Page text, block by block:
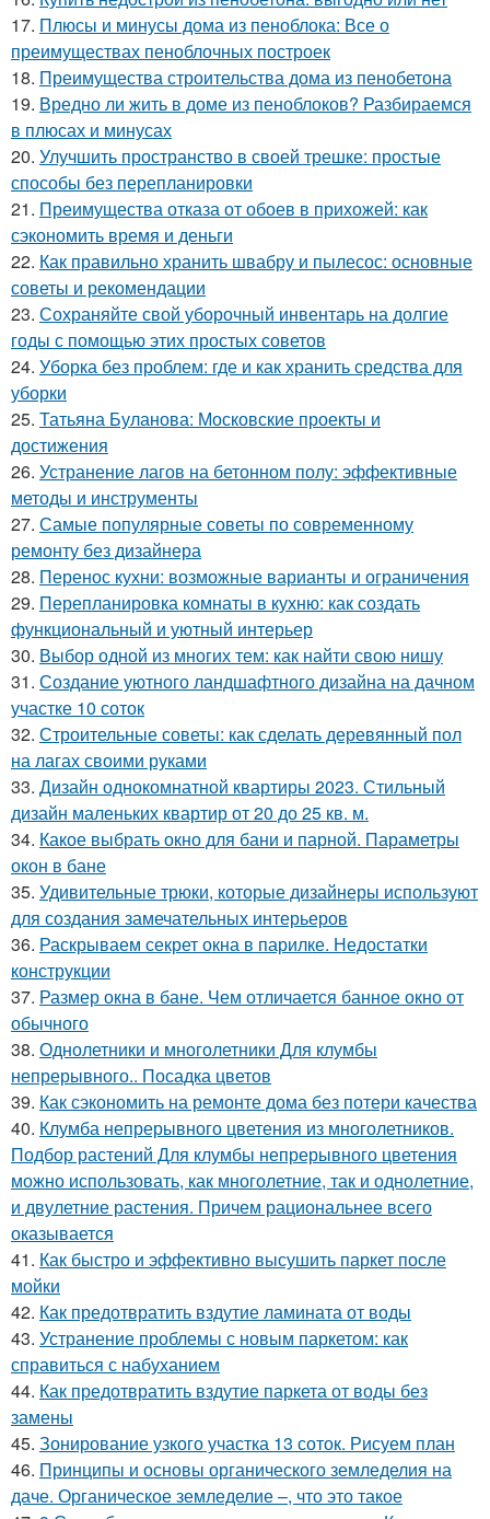
17. Плюсы и минусы дома из пеноблока: Все о
преимуществах пеноблочных построек
18. Преимущества строительства дома из пенобетона
19. Вредно ли жить в доме из пеноблоков? Разбираемся
в плюсах и минусах
20. Улучшить пространство в своей трешке: простые
способы без перепланировки
21. Преимущества отказа от обоев в прихожей: как
сэкономить время и деньги
22. Как правильно хранить швабру и пылесос: основные
советы и рекомендации
23. Сохраняйте свой уборочный инвентарь на долгие
годы с помощью этих простых советов
24. Уборка без проблем: где и как хранить средства для
уборки
25. Татьяна Буланова: Московские проекты и
достижения
26. Устранение лагов на бетонном полу: эффективные
методы и инструменты
27. Самые популярные советы по современному
ремонту без дизайнера
28. Перенос кухни: возможные варианты и ограничения
29. Перепланировка комнаты в кухню: как создать
функциональный и уютный интерьер
30. Выбор одной из многих тем: как найти свою нишу
31. Создание уютного ландшафтного дизайна на дачном
участке 10 соток
32. Строительные советы: как сделать деревянный пол
на лагах своими руками
33. Дизайн однокомнатной квартиры 2023. Стильный
дизайн маленьких квартир от 20 до 25 кв. м.
34. Какое выбрать окно для бани и парной. Параметры
окон в бане
35. Удивительные трюки, которые дизайнеры используют
для создания замечательных интерьеров
36. Раскрываем секрет окна в парилке. Недостатки
конструкции
37. Размер окна в бане. Чем отличается банное окно от
обычного
38. Однолетники и многолетники Для клумбы
непрерывного.. Посадка цветов
39. Как сэкономить на ремонте дома без потери качества
40. Клумба непрерывного цветения из многолетников.
Подбор растений Для клумбы непрерывного цветения
можно использовать, как многолетние, так и однолетние,
и двулетние растения. Причем рациональнее всего
оказывается
41. Как быстро и эффективно высушить паркет после
мойки
42. Как предотвратить вздутие ламината от воды
43. Устранение проблемы с новым паркетом: как
справиться с набуханием
44. Как предотвратить вздутие паркета от воды без
замены
45. Зонирование узкого участка 13 соток. Рисуем план
46. Принципы и основы органического земледелия на
даче. Органическое земледелие –, что это такое